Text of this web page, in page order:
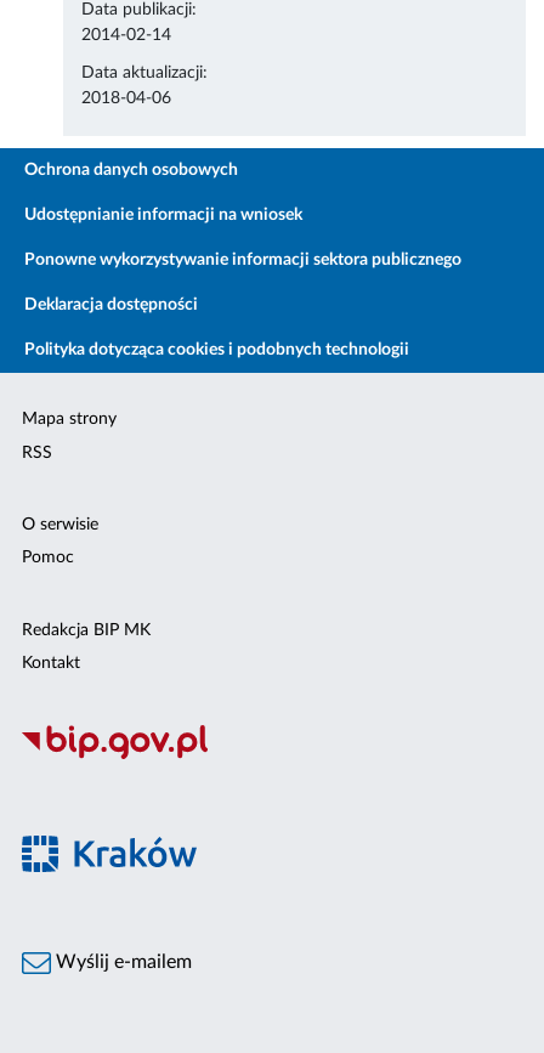
Data publikacji:
2014-02-14
Data aktualizacji:
2018-04-06
Ochrona danych osobowych
Udostępnianie informacji na wniosek
Ponowne wykorzystywanie informacji sektora publicznego
Deklaracja dostępności
Polityka dotycząca cookies i podobnych technologii
Mapa strony
RSS
O serwisie
Pomoc
Redakcja BIP MK
Kontakt
Wyślij e-mailem